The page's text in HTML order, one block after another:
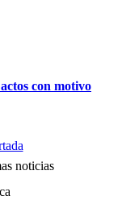
con motivo
noticias